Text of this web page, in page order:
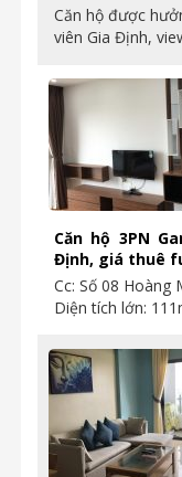
Căn hộ được
viên Gia Định,
Căn hộ 3PN
Định, giá thuê
Cc: Số 08 Hoàng
Diện tích lớn: